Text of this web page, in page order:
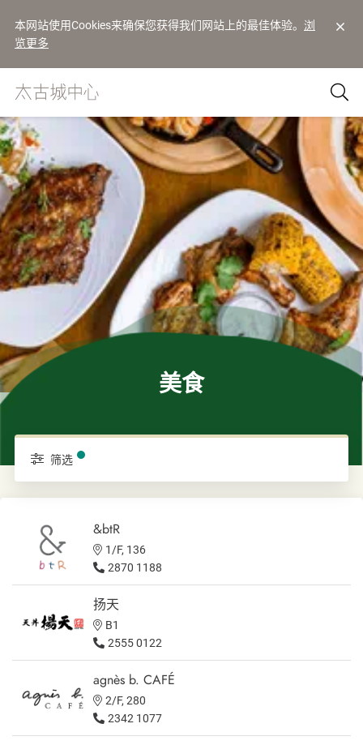
本网站使用Cookies来确保您获得我们网站上的最佳体验。 浏
览更多
美食
筛选
&btR
1/F, 136
2870 1188
扬天
B1
2555 0122
agnès b. CAFÉ
2/F, 280
2342 1077